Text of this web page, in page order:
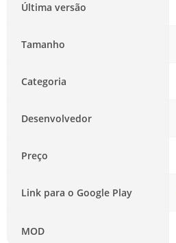
Última versão
Tamanho
Categoria
Desenvolvedor
Preço
Link para o Google Play
MOD